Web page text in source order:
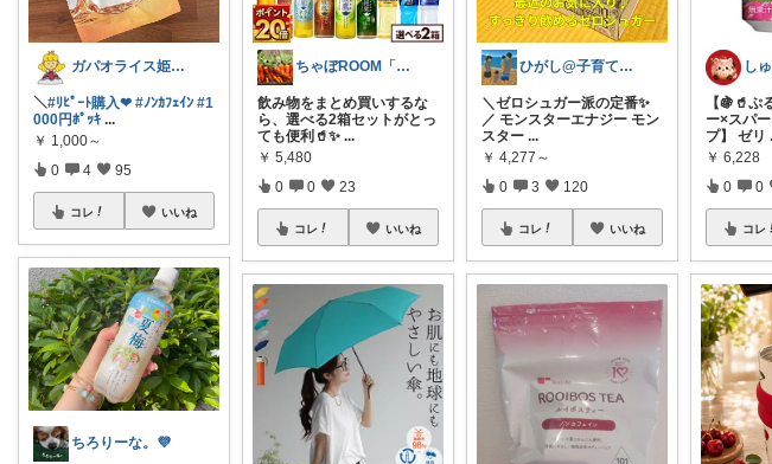
ガパオライス姫👸🌶️🌶️🌶️
＼#ﾘﾋﾟｰﾄ購入❤︎ #ﾉﾝｶﾌｪｲﾝ #1
000円ﾎﾟｯｷ ...
￥ 1,000～
0 4 95
コレ いいね
ちろりーな。💜
ちゃぼROOM「ママさん」「レディース」
飲み物をまとめ買いするな
ら、選べる2箱セットがとっ
ても便利🥤✨ ...
￥ 5,480
0 0 23
コレ いいね
ひがし@子育て夫婦の役立ちアイテム
＼ゼロシュガー派の定番✨
／ モンスターエナジー モン
スター...
￥ 4,277～
0 3 120
コレ いいね
【🍇🥤
ー×スパ
プ】 ゼリ
￥ 6,228
0 0
コレ